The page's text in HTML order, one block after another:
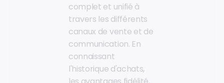
complet et unifié à
travers les différents
canaux de vente et de
communication. En
connaissant
l'historique d'achats,